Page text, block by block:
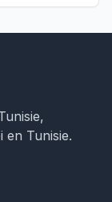
en Tunisie.